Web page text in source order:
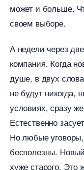
может и больше.
своем выборе.
А недели через
компания. Когда
душе, в двух
не будут никогда,
условиях, сразу
Естественно
Но любые
есполезны. Новый
хуже старого. Это